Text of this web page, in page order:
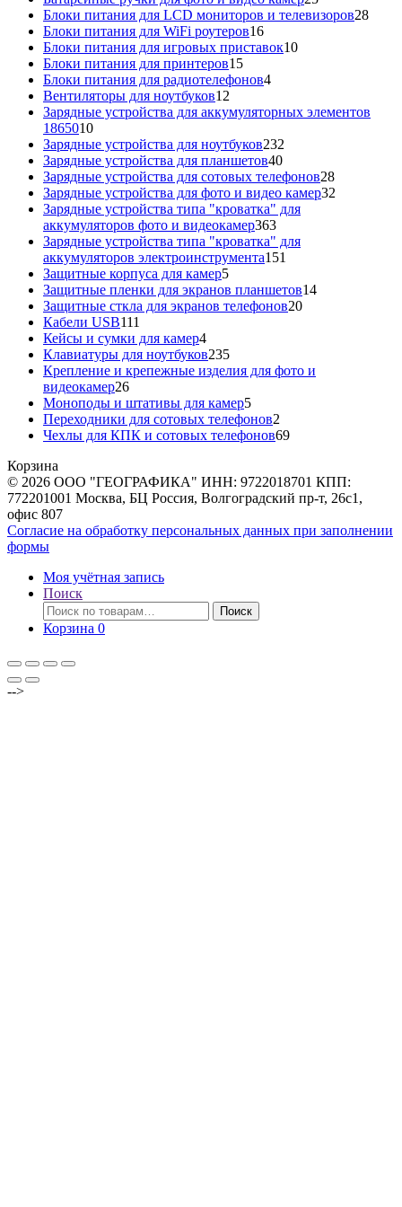
товаров
Блоки питания для LCD мониторов и телевизоров2828
Блоки питания для WiFi роутеров1616
товаров
Блоки питания для игровых приставок1010
Блоки питания для принтеров1515
товаров
Блоки питания для радиотелефонов44
Вентиляторы для ноутбуков12
товаров
Зарядные устройства для аккумуляторных элементов
186501010
товаров
Зарядные устройства для ноутбуков232
Зарядные устройства для планшетов4040
товаров
Зарядные устройства для сотовых телефонов2828
товаров
Зарядные устройства для фото и видео камер32
Зарядные устройства типа "кроватка" для
аккумуляторов фото и видеокамер363363
товара
Зарядные устройства типа "кроватка" для
аккумуляторов электроинструмента151
Защитные корпуса для камер55
товаров
Защитные пленки для экранов планшетов1414
Защитные сткла для экранов телефонов2020
Кабели USB111
товаров
Кейсы и сумки для камер44
товара
Клавиатуры для ноутбуков235235
товаров
Крепление и крепежные изделия для фото и
видеокамер2626
товаров
Моноподы и штативы для камер55
товаров
Переходники для сотовых телефонов2
товара
Чехлы для КПК и сотовых телефонов6969
Корзина
© 2026 ООО "ГЕОГРАФИКА" ИНН: 9722018701 КПП:
772201001 Москва, БЦ Россия, Волгоградский пр-т, 26с1,
офис 807
Согласие на обработку персональных данных при заполнении
формы
Моя учётная запись
Поиск
Искать:
Поиск
Корзина 0
-->